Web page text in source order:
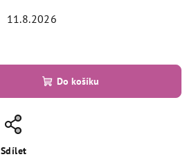
11.8.2026
Do košíku
Sdílet